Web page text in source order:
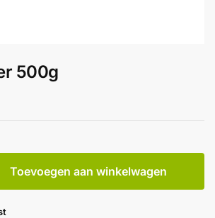
500g
Toevoegen aan winkelwagen